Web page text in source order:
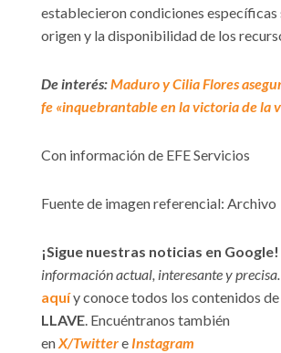
establecieron condiciones específicas
origen y la disponibilidad de los
De interés:Maduro y Cilia Flores
fe «inquebrantable en la victoria de la
Con información de EFE Servicios
Fuente de imagen referencial: Archivo
¡Sigue nuestras noticias en Google!
información actual, interesante y precisa.
aquíy conoce todos los contenidos de
LLAVE. Encuéntranos también
enX/Twittere Instagram